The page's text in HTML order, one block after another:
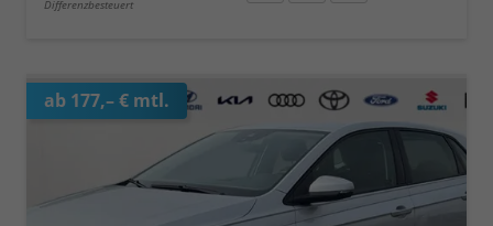
Differenzbesteuert
ab 177,– € mtl.